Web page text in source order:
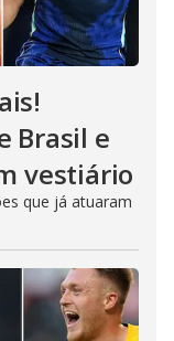
Brasil e
vestiário
que já atuaram